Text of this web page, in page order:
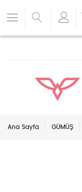
Ana Sayfa GÜMÜŞ